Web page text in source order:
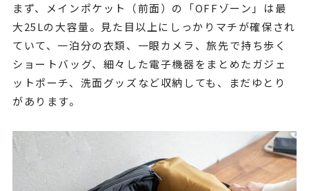
まず、メインポケット（前面）の「OFFゾーン」は最
大25Lの大容量。見た目以上にしっかりマチが確保され
ていて、一泊分の衣類、一眼カメラ、旅先で持ち歩く
ショートバッグ、細々した電子機器をまとめたガジェ
ットポーチ、洗面グッズなど収納しても、まだゆとり
があります。